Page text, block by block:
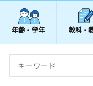
年齢・学年 教科・